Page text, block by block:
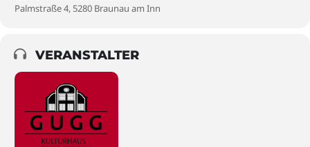
Palmstraße 4, 5280 Braunau am Inn
VERANSTALTER